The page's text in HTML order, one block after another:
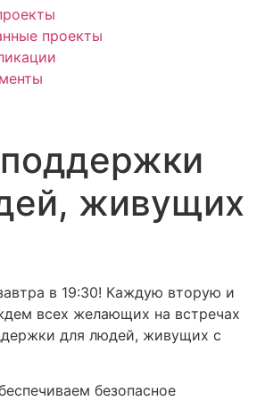
проекты
живущих
в 19:30! Каждую вторую и
всех желающих на встречах
для людей, живущих с
безопасное